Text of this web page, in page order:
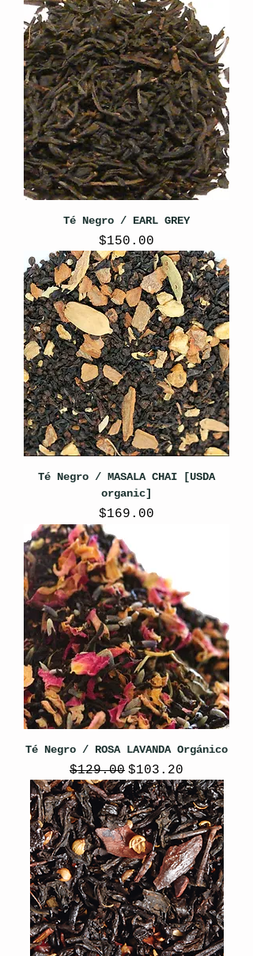
Té Negro / EARL GREY
Precio
$150.00
Té Negro / MASALA CHAI [USDA
organic]
Precio
$169.00
Té Negro / ROSA LAVANDA Orgánico
Precio
$129.00 Precio de oferta
$103.20